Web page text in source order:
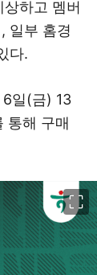
하고 멤버
일부 홈경
다.
일(금) 13
통해 구매